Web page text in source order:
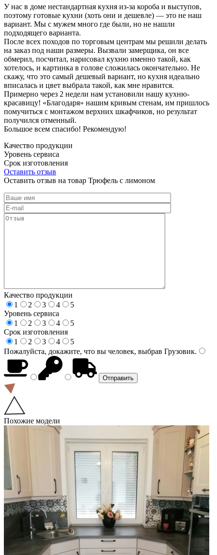
У нас в доме нестандартная кухня из-за короба и выступов,
поэтому готовые кухни (хоть они и дешевле) — это не наш
вариант. Мы с мужем много где были, но не нашли
подходящего варианта.
После всех походов по торговым центрам мы решили делать
на заказ под наши размеры. Вызвали замерщика, он все
обмерил, посчитал, нарисовал кухню именно такой, как
хотелось, и картинка в голове сложилась окончательно. Не
скажу, что это самый дешевый вариант, но кухня идеально
вписалась и цвет выбрала такой, как мне нравится.
Примерно через 2 недели нам установили нашу кухню-
красавицу! «Благодаря» нашим кривым стенам, им пришлось
помучиться с монтажом верхних шкафчиков, но результат
получился отменный.
Большое всем спасибо! Рекомендую!
Качество продукции
Уровень сервиса
Срок изготовления
Оставить отзыв
Оставить отзыв на товар Трюфель с лимоном
Качество продукции
1
2 3 4
5
Уровень сервиса
1
2 3 4
5
Срок изготовления
1
2 3 4
5
Пожалуйста, докажите, что вы человек, выбрав Грузовик.
Похожие модели